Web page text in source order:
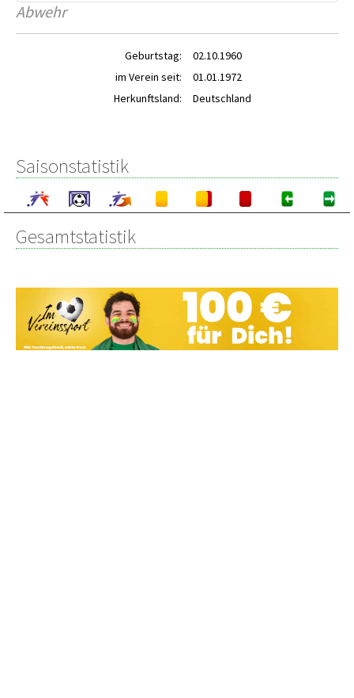
Abwehr
Geburtstag:
02.10.1960
im Verein seit:
01.01.1972
Herkunftsland:
Deutschland
Saisonstatistik
Gesamtstatistik